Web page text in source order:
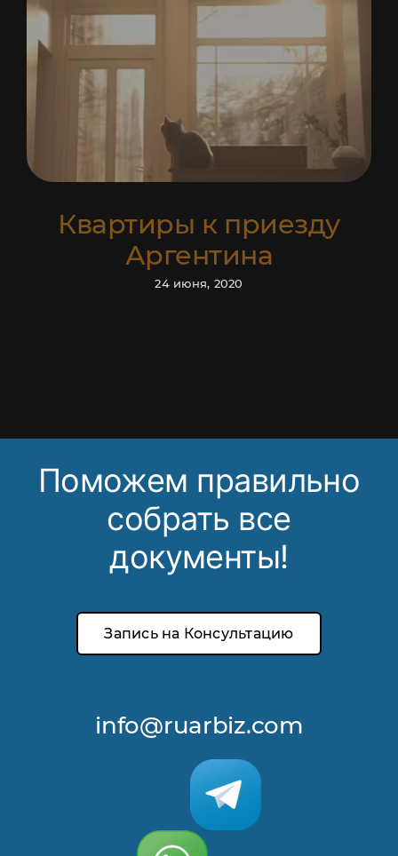
Квартиры к приезду
Аргентина
24 июня, 2020
Поможем правильно
собрать все
документы!
Запись на Консультацию
info@ruarbiz.com